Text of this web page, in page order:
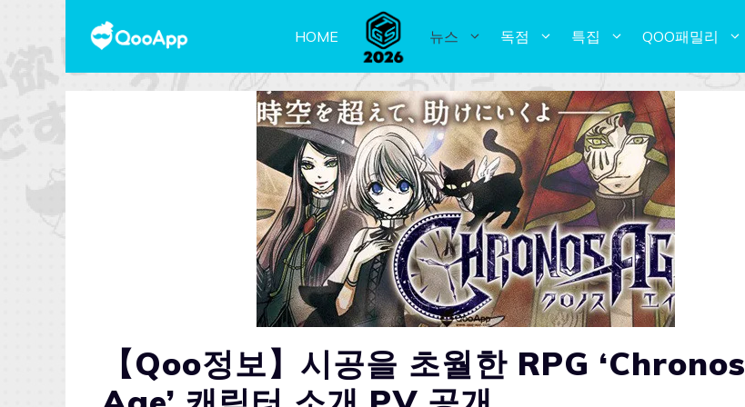
HOME 뉴스 독점 특집 QOO패밀리
【Qoo정보】시공을 초월한 RPG ‘Chronos